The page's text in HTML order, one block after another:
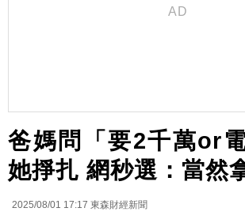
爸媽問「要2千萬or電
她掙扎 網秒選：當然
2025/08/01 17:17 東森財經新聞